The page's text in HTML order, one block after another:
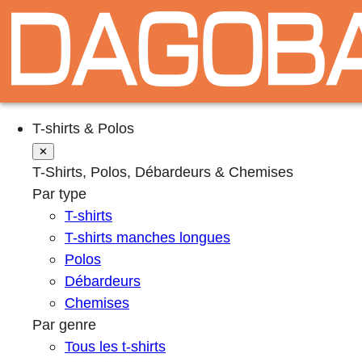
T-shirts & Polos
✕
T-Shirts, Polos, Débardeurs & Chemises
Par type
T-shirts
T-shirts manches longues
Polos
Débardeurs
Chemises
Par genre
Tous les t-shirts